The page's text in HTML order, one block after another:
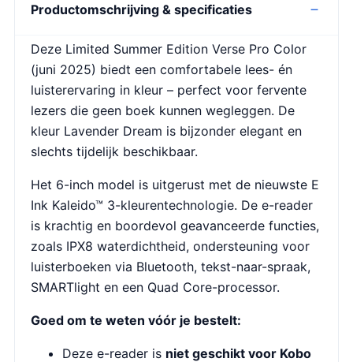
Productomschrijving & specificaties
Deze Limited Summer Edition Verse Pro Color
(juni 2025) biedt een comfortabele lees- én
luisterervaring in kleur – perfect voor fervente
lezers die geen boek kunnen wegleggen. De
kleur Lavender Dream is bijzonder elegant en
slechts tijdelijk beschikbaar.
Het 6-inch model is uitgerust met de nieuwste E
Ink Kaleido™ 3-kleurentechnologie. De e-reader
is krachtig en boordevol geavanceerde functies,
zoals IPX8 waterdichtheid, ondersteuning voor
luisterboeken via Bluetooth, tekst-naar-spraak,
SMARTlight en een Quad Core-processor.
Goed om te weten vóór je bestelt:
Deze e-reader is niet geschikt voor Kobo